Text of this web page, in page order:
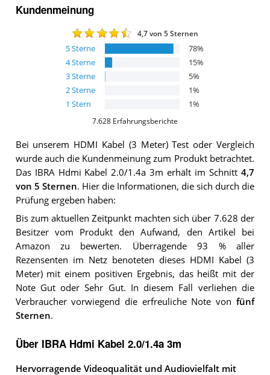
Kundenmeinung
4,7von 5 Sternen
5Sterne 78%
4Sterne 15%
3Sterne 5%
2Sterne 1%
1 Stern 1%
7.628 Erfahrungsberichte
Bei unserem HDMI Kabel (3 Meter)Test oder Vergleich
wurde auch die Kundenmeinung zum Produkt betrachtet.
Das IBRA Hdmi Kabel 2.0/1.4a 3m erhält im Schnitt 4,7
von 5 Sternen. Hier die Informationen, die sich durch die
Prüfung ergeben haben:
Bis zum aktuellen Zeitpunkt machten sich über 7.628 der
Besitzer vom Produkt den Aufwand, den Artikel bei
Amazon zu bewerten. Überragende 93 % aller
Rezensenten im Netz benoteten dieses HDMI Kabel (3
Meter) mit einem positiven Ergebnis, das heißt mit der
Note Gut oder Sehr Gut. In diesem Fall verliehen die
Verbraucher vorwiegend die erfreuliche Note von fünf
Sternen.
Über IBRA Hdmi Kabel 2.0/1.4a 3m
Hervorragende Videoqualität und Audiovielfalt mit